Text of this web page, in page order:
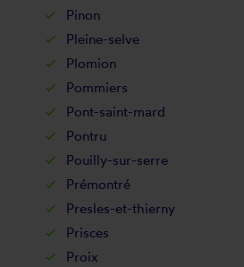
Pinon
Pleine-selve
Plomion
Pommiers
Pont-saint-mard
Pontru
Pouilly-sur-serre
Prémontré
Presles-et-thierny
Prisces
Proix